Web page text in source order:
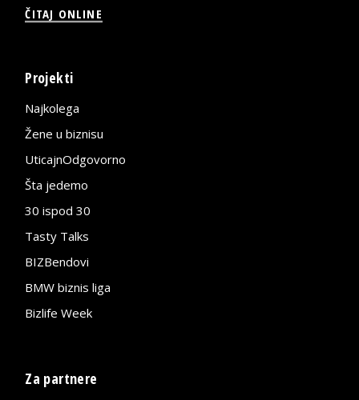
ČITAJ ONLINE
Projekti
Najkolega
Žene u biznisu
UticajnOdgovorno
Šta jedemo
30 ispod 30
Tasty Talks
BIZBendovi
BMW biznis liga
Bizlife Week
Za partnere